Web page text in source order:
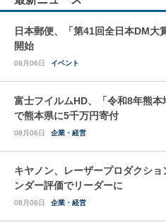
日本郵便、「第41回全日本DM大
開始
08月06日 イベント
富士フイルムHD、「令和8年熊本
で熊本県に5千万円寄付
08月06日 企業・経営
キヤノン、レーザープロダクショ
ンダー評価でリーダーに
08月06日 企業・経営